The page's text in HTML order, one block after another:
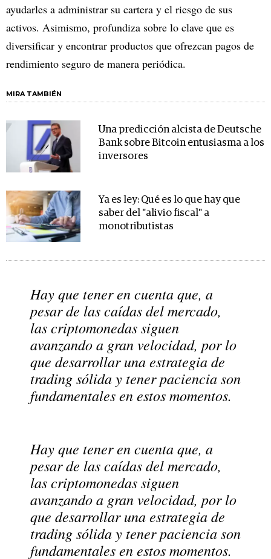
ayudarles a administrar su cartera y el riesgo de sus
activos. Asimismo, profundiza sobre lo clave que es
diversificar y encontrar productos que ofrezcan pagos de
rendimiento seguro de manera periódica.
MIRA TAMBIÉN
Una predicción alcista de Deutsche
Bank sobre Bitcoin entusiasma a los
inversores
Ya es ley: Qué es lo que hay que
saber del "alivio fiscal" a
monotributistas
Hay que tener en cuenta que, a
pesar de las caídas del mercado,
las criptomonedas siguen
avanzando a gran velocidad, por lo
que desarrollar una estrategia de
trading sólida y tener paciencia son
fundamentales en estos momentos.
Hay que tener en cuenta que, a
pesar de las caídas del mercado,
las criptomonedas siguen
avanzando a gran velocidad, por lo
que desarrollar una estrategia de
trading sólida y tener paciencia son
fundamentales en estos momentos.